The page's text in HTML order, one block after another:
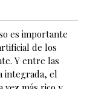
es importante
de los
Y entre las
integrada, el